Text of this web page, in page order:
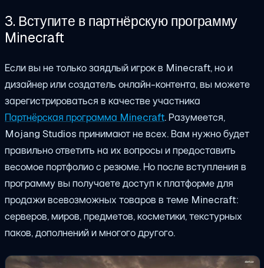
3. Вступите в партнёрскую программу
Minecraft
Если вы не только заядлый игрок в Minecraft, но и
дизайнер или создатель онлайн-контента, вы можете
зарегистрироваться в качестве участника
Партнёрская программа Minecraft. Разумеется,
Mojang Studios принимают не всех. Вам нужно будет
правильно ответить на их вопросы и предоставить
весомое портфолио с резюме. Но после вступления в
программу вы получаете доступ к платформе для
продажи всевозможных товаров в теме Minecraft:
серверов, миров, предметов, косметики, текстурных
паков, дополнений и многого другого.